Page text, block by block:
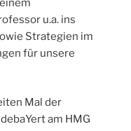
u.a. ins
Strategien im
für unsere
Mal der
am HMG